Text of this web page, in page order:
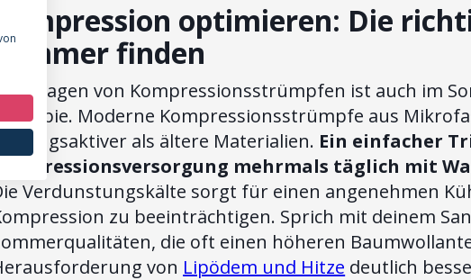
optimieren: Die
finden
Tragen von Kompressionsstrümpfen ist auch im
Moderne Kompressionsstrümpfe aus
als ältere Materialien. Ein einfacher
mehrmals täglich mit
Verdunstungskälte sorgt für einen angenehmen
zu beeinträchtigen. Sprich mit deinem
die oft einen höheren
von Lipödem und Hitze deutlich